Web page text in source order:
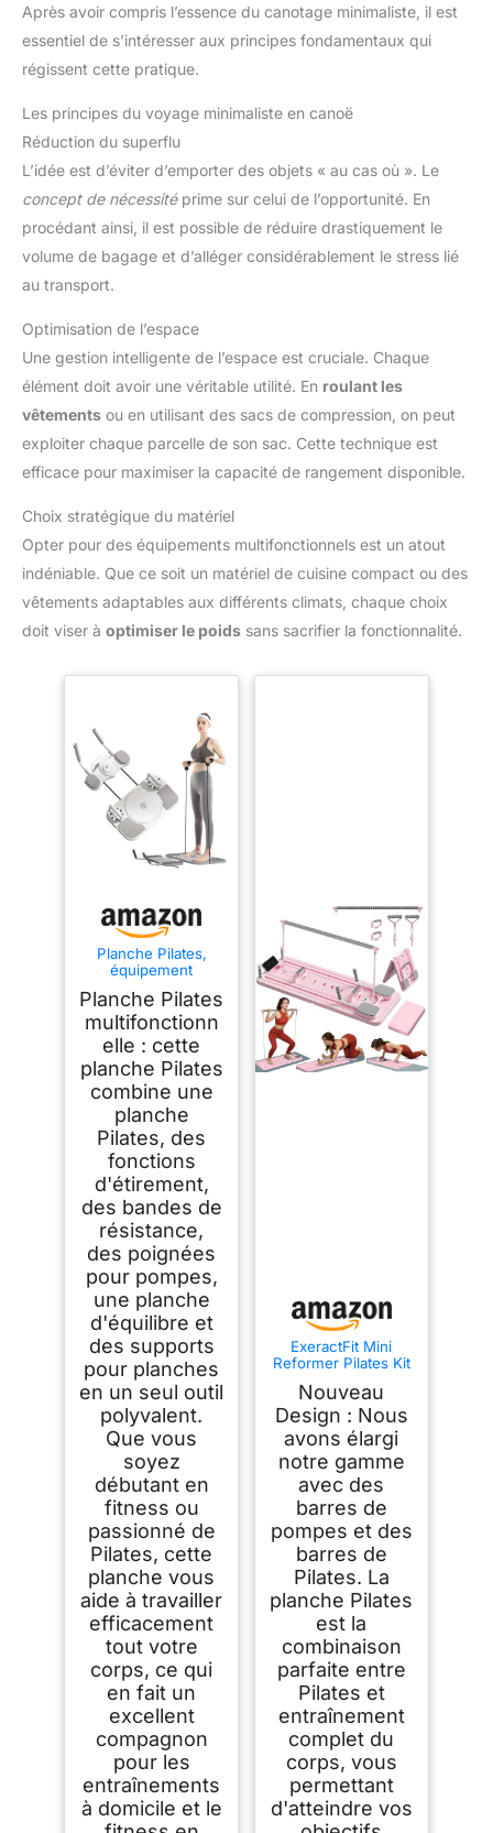
Après avoir compris l’essence du canotage minimaliste, il est
essentiel de s’intéresser aux principes fondamentaux qui
régissent cette pratique.
Les principes du voyage minimaliste en canoë
Réduction du superflu
L’idée est d’éviter d’emporter des objets « au cas où ». Le
concept de nécessitéprime sur celui de l’opportunité. En
procédant ainsi, il est possible de réduire drastiquement le
volume de bagage et d’alléger considérablement le stress lié
au transport.
Optimisation de l’espace
Une gestion intelligente de l’espace est cruciale. Chaque
élément doit avoir une véritable utilité. En roulant les
vêtements ou en utilisant des sacs de compression, on peut
exploiter chaque parcelle de son sac. Cette technique est
efficace pour maximiser la capacité de rangement disponible.
Choix stratégique du matériel
Opter pour des équipements multifonctionnels est un atout
indéniable. Que ce soit un matériel de cuisine compact ou des
vêtements adaptables aux différents climats, chaque choix
doit viser à optimiser le poids sans sacrifier la fonctionnalité.
Planche Pilates,
équipement
en 1 pour Pilates
Reformer, Appareil
d'entraînement
Abdominal avec
Compteur, kit Pilates
pour la Maison, avec
Bandes élastiques,
pour Usage
Domestique
Planche Pilates
multifonctionn
elle : cette
planche Pilates
combine une
planche
Pilates, des
fonctions
d'étirement,
des bandes de
résistance,
des poignées
pour pompes,
une planche
d'équilibre et
des supports
pour planches
en un seul outil
polyvalent.
Que vous
soyez
débutant en
fitness ou
passionné de
Pilates, cette
planche vous
aide à travailler
efficacement
tout votre
corps, ce qui
en fait un
excellent
compagnon
pour les
entraînements
à domicile et le
ExeractFit Mini
Reformer Pilates Kit
et Bandes de
Résistance, Pilates
Board Planche Pilate
Maison
Multifonctionnel
Rouleau
Abdominaux
Équipement
d'entraînement(Ros
e)
Nouveau
Design : Nous
avons élargi
notre gamme
avec des
barres de
pompes et des
barres de
Pilates. La
planche Pilates
est la
combinaison
parfaite entre
Pilates et
entraînement
complet du
corps, vous
permettant
d'atteindre vos